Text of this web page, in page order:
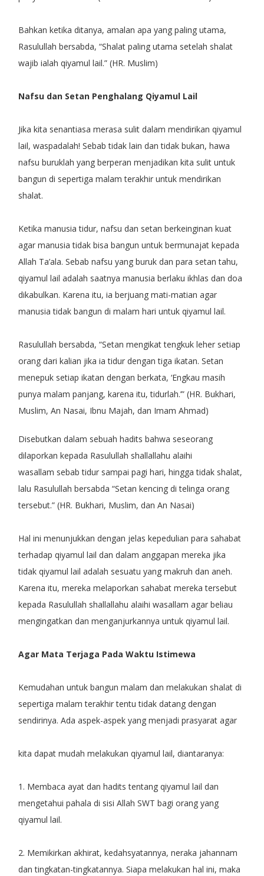
Bahkan ketika ditanya, amalan apa yang paling utama,
Rasulullah bersabda, “Shalat paling utama setelah shalat
wajib ialah qiyamul lail.” (HR. Muslim)
Nafsu dan Setan Penghalang Qiyamul Lail
Jika kita senantiasa merasa sulit dalam mendirikan qiyamul
lail, waspadalah! Sebab tidak lain dan tidak bukan, hawa
nafsu buruklah yang berperan menjadikan kita sulit untuk
bangun di sepertiga malam terakhir untuk mendirikan
shalat.
Ketika manusia tidur, nafsu dan setan berkeinginan kuat
agar manusia tidak bisa bangun untuk bermunajat kepada
Allah Ta’ala. Sebab nafsu yang buruk dan para setan tahu,
qiyamul lail adalah saatnya manusia berlaku ikhlas dan doa
dikabulkan. Karena itu, ia berjuang mati-matian agar
manusia tidak bangun di malam hari untuk qiyamul lail.
Rasulullah bersabda, “Setan mengikat tengkuk leher setiap
orang dari kalian jika ia tidur dengan tiga ikatan. Setan
menepuk setiap ikatan dengan berkata, ‘Engkau masih
punya malam panjang, karena itu, tidurlah.’” (HR. Bukhari,
Muslim, An Nasai, Ibnu Majah, dan Imam Ahmad)
Disebutkan dalam sebuah hadits bahwa seseorang
dilaporkan kepada Rasulullah shallallahu alaihi
wasallam sebab tidur sampai pagi hari, hingga tidak shalat,
lalu Rasulullah bersabda “Setan kencing di telinga orang
tersebut.” (HR. Bukhari, Muslim, dan An Nasai)
Hal ini menunjukkan dengan jelas kepedulian para sahabat
terhadap qiyamul lail dan dalam anggapan mereka jika
tidak qiyamul lail adalah sesuatu yang makruh dan aneh.
Karena itu, mereka melaporkan sahabat mereka tersebut
kepada Rasulullah shallallahu alaihi wasallam agar beliau
mengingatkan dan menganjurkannya untuk qiyamul lail.
Agar Mata Terjaga Pada Waktu Istimewa
Kemudahan untuk bangun malam dan melakukan shalat di
sepertiga malam terakhir tentu tidak datang dengan
sendirinya. Ada aspek-aspek yang menjadi prasyarat agar
kita dapat mudah melakukan qiyamul lail, diantaranya:
1. Membaca ayat dan hadits tentang qiyamul lail dan
mengetahui pahala di sisi Allah SWT bagi orang yang
qiyamul lail.
2. Memikirkan akhirat, kedahsyatannya, neraka jahannam
dan tingkatan-tingkatannya. Siapa melakukan hal ini, maka